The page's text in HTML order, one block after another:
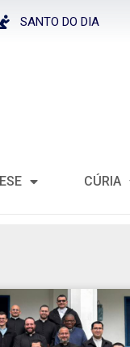
SANTO DO DIA
CÚRIA